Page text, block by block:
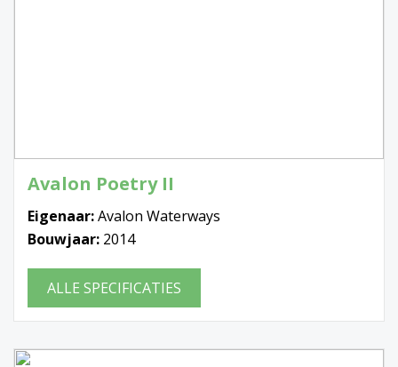
Avalon Poetry II
Eigenaar:Avalon Waterways
Bouwjaar: 2014
ALLE SPECIFICATIES